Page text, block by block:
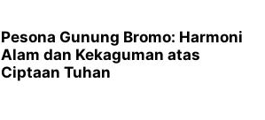
Pesona Gunung Bromo: Harmoni
Alam dan Kekaguman atas
Ciptaan Tuhan